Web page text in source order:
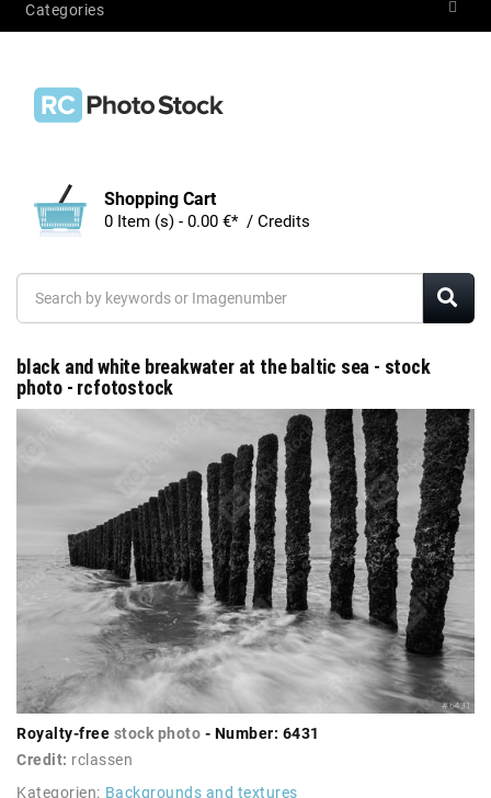
Categories
Shopping Cart
0 Item (s) - 0.00 €* / Credits
black and white breakwater at the baltic sea - stock
photo - rcfotostock
Royalty-free stock photo - Number: 6431
Credit: rclassen
Kategorien: Backgrounds and textures